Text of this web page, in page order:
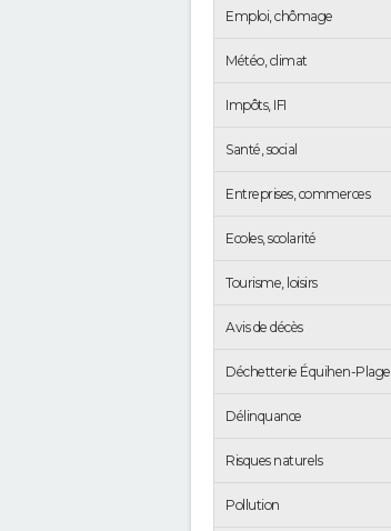
Emploi, chômage
Météo, climat
Impôts, IFI
Santé, social
Entreprises, commerces
Ecoles, scolarité
Tourisme, loisirs
Avis de décès
Déchetterie Équihen-Plage
Délinquance
Risques naturels
Pollution